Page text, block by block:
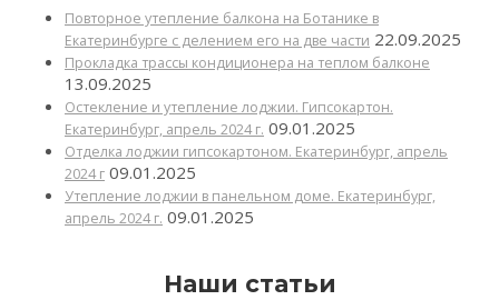
Повторное утепление балкона на Ботанике в
Екатеринбурге с делением его на две части 22.09.2025
Прокладка трассы кондиционера на теплом балконе
13.09.2025
Остекление и утепление лоджии. Гипсокартон.
Екатеринбург, апрель 2024 г. 09.01.2025
Отделка лоджии гипсокартоном. Екатеринбург, апрель
2024 г 09.01.2025
Утепление лоджии в панельном доме. Екатеринбург,
апрель 2024 г. 09.01.2025
Наши статьи